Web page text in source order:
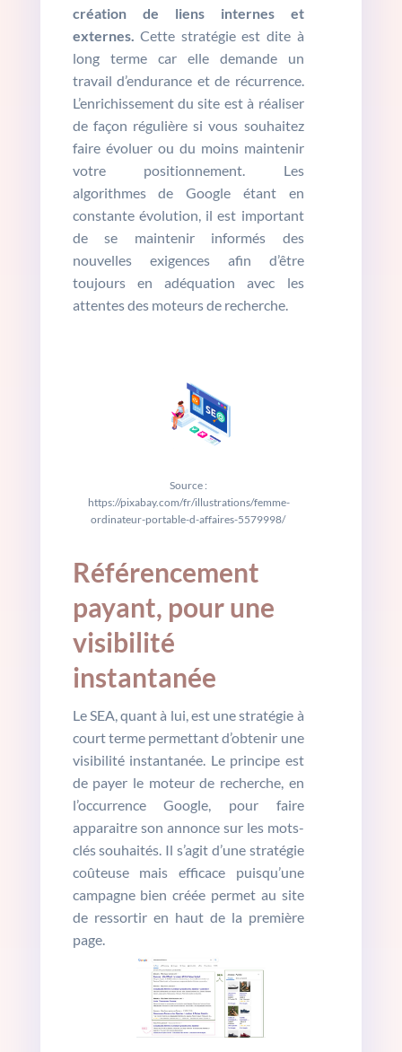
création de liens internes et
externes. Cette stratégie est dite à
long terme car elle demande un
travail d’endurance et de récurrence.
L’enrichissement du site est à réaliser
de façon régulière si vous souhaitez
faire évoluer ou du moins maintenir
votre positionnement. Les
algorithmes de Google étant en
constante évolution, il est important
de se maintenir informés des
nouvelles exigences afin d’être
toujours en adéquation avec les
attentes des moteurs de recherche.
Source :
https://pixabay.com/fr/illustrations/femme-
ordinateur-portable-d-affaires-5579998/
Référencement
payant, pour une
visibilité
instantanée
Le SEA, quant à lui, est une stratégie à
court terme permettant d’obtenir une
visibilité instantanée. Le principe est
de payer le moteur de recherche, en
l’occurrence Google, pour faire
apparaitre son annonce sur les mots-
clés souhaités. Il s’agit d’une stratégie
coûteuse mais efficace puisqu’une
campagne bien créée permet au site
de ressortir en haut de la première
page.